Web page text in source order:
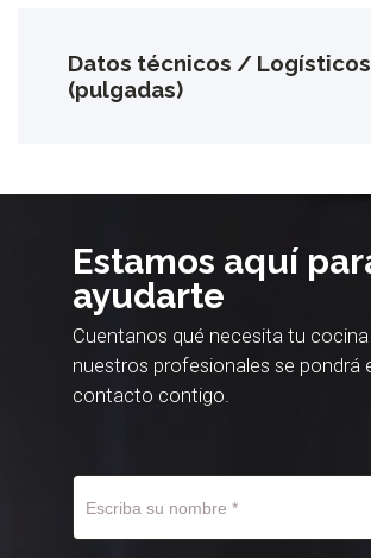
Datos técnicos / Logísticos
(pulgadas)
Estamos aquí
ayudarte
Cuentanos qué necesita tu
nuestros profesionales se pondrá
contacto contigo.